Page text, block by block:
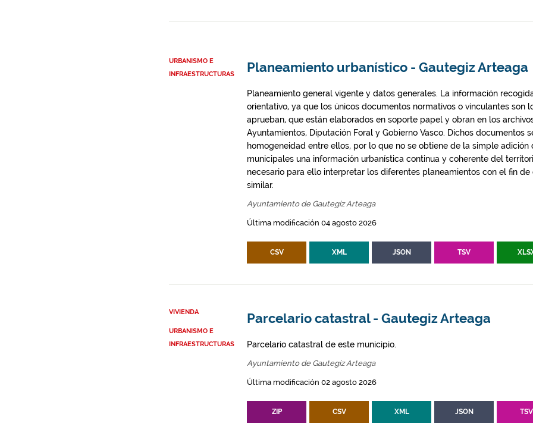
URBANISMO E
INFRAESTRUCTURAS
Planeamiento urbanístico - Gautegiz Arteaga
Planeamiento general vigente y datos generales. La información
orientativo, ya que los únicos documentos normativos o vinculantes son
aprueban, que están elaborados en soporte papel y obran en los
Ayuntamientos, Diputación Foral y Gobierno Vasco. Dichos documentos
homogeneidad entre ellos, por lo que no se obtiene de la simple adición
municipales una información urbanística continua y coherente del
necesario para ello interpretar los diferentes planeamientos con el fin
similar.
Ayuntamiento de Gautegiz Arteaga
Última modificación 04 agosto 2026
CSV XML JSON TSV
VIVIENDA
URBANISMO E
INFRAESTRUCTURAS
Parcelario catastral - Gautegiz Arteaga
Parcelario catastral de este municipio.
Ayuntamiento de Gautegiz Arteaga
Última modificación 02 agosto 2026
ZIP CSV XML JSON TSV